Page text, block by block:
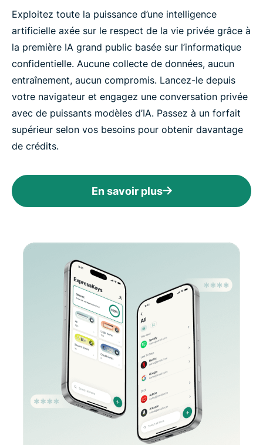
Exploitez toute la puissance d’une intelligence
artificielle axée sur le respect de la vie privée grâce à
la première IA grand public basée sur l’informatique
confidentielle. Aucune collecte de données, aucun
entraînement, aucun compromis. Lancez-le depuis
votre navigateur et engagez une conversation privée
avec de puissants modèles d’IA. Passez à un forfait
supérieur selon vos besoins pour obtenir davantage
de crédits.
En savoir plus